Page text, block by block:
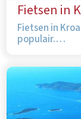
Fietsen in
Fietsen in
populair.…